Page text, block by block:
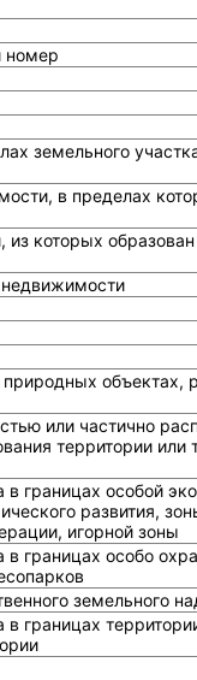
номер
земельного
в пределах
которых
объектах,
или частично
территории или
границах особой
развития,
игорной зоны
границах особо
земельного
границах